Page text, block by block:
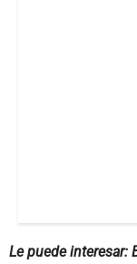
Le puede interesar: